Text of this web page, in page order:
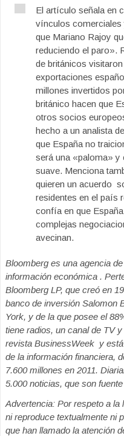
El artículo señala en
vínculos comerciales
que Mariano Rajoy
reduciendo el paro».
de británicos
exportaciones
millones invertidos
británico hacen que
otros socios
hecho a un analista
que España no
será una «paloma» y
suave. Menciona
quieren un acuerdo
residentes en el país
confía en que
complejas
avecinan.
Bloomberg es una agencia
información económica .
Bloomberg LP, que creó en
banco de inversión Salomon
York, y de la que posee el
tiene radios, un canal de TV
revista BusinessWeek y
de la información financiera,
7.600 millones en 2011.
5.000 noticias, que son
Advertencia: Por respeto a la
ni reproduce textualmente ni
que han llamado la atención